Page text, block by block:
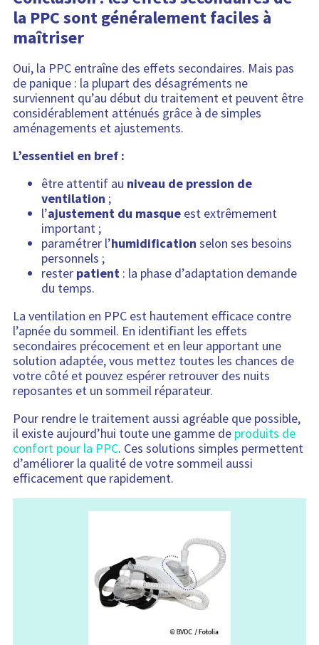
la PPC sont généralement faciles à
maîtriser
Oui, la PPC entraîne des effets secondaires. Mais pas
de panique : la plupart des désagréments ne
surviennent qu’au début du traitement et peuvent être
considérablement atténués grâce à de simples
aménagements et ajustements.
L’essentiel en bref :
être attentif au niveau de pression de
ventilation ;
l’ajustement du masque est extrêmement
important ;
paramétrer l’humidification selon ses besoins
personnels ;
rester patient : la phase d’adaptation demande
du temps.
La ventilation en PPC est hautement efficace contre
l’apnée du sommeil. En identifiant les effets
secondaires précocement et en leur apportant une
solution adaptée, vous mettez toutes les chances de
votre côté et pouvez espérer retrouver des nuits
reposantes et un sommeil réparateur.
Pour rendre le traitement aussi agréable que possible,
il existe aujourd’hui toute une gamme de produits de
confort pour la PPC. Ces solutions simples permettent
d’améliorer la qualité de votre sommeil aussi
efficacement que rapidement.